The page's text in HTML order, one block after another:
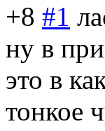
+8 #1
ну в
это в
тонкое